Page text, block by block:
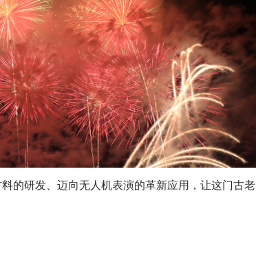
的研发、迈向无人机表演的革新应用，让这门古老